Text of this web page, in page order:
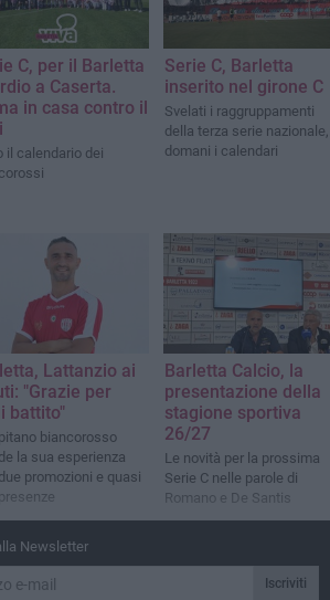
C, per il Barletta
a Caserta.
in casa contro il
il calendario dei
Serie C, Barletta
inserito nel girone C
Svelati i raggruppamenti
della terza serie nazionale,
domani i calendari
Lattanzio ai
"Grazie per
battito"
biancorosso
la sua esperienza
promozioni e quasi
Barletta Calcio, la
presentazione della
stagione sportiva
26/27
Le novità per la prossima
Serie C nelle parole di
Romano e De Santis
Newsletter
Iscriviti